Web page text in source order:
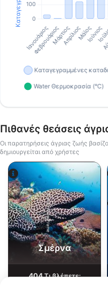
Πιθανές θεάσεις
Οι παρατηρήσεις άγριας ζωής
δημιουργείται από χρήστες
Alamy-WaterFrame
Σμέρνα
404Τι βλέπετε;